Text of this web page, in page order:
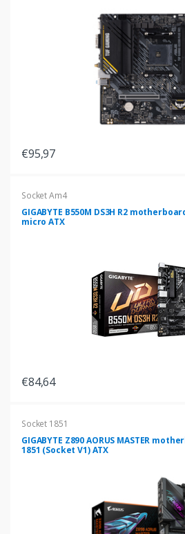
€95,97
Socket Am4
GIGABYTE B550M DS3H R2
micro ATX
€84,64
Socket 1851
GIGABYTE Z890 AORUS MASTER
1851 (Socket V1) ATX